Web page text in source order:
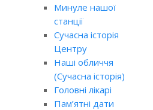
Минуле нашої
станції
Сучасна історія
Центру
Наші обличчя
(Сучасна історія)
Головні лікарі
Пам’ятні дати